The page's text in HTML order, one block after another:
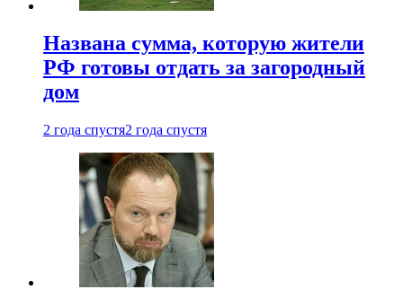
Названа сумма, которую жители
РФ готовы отдать за загородный
дом
2 года спустя2 года спустя